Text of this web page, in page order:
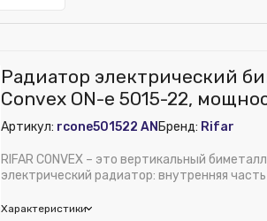
Радиатор электрический
Convex ON-e 5015-22,
DB703, Rifar
Артикул: rcone501522 AN Бренд: Rifar
RIFAR CONVEX – это вертикальный
электрический радиатор: внутренняя
Характеристики